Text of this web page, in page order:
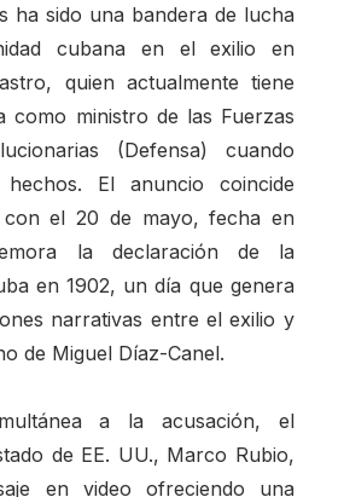
ha sido una bandera de lucha
cubana en el exilio en
quien actualmente tiene
como ministro de las Fuerzas
(Defensa) cuando
El anuncio coincide
con el 20 de mayo, fecha en
la declaración de la
en 1902, un día que genera
narrativas entre el exilio y
de Miguel Díaz-Canel.
a la acusación, el
de EE. UU., Marco Rubio,
en video ofreciendo una